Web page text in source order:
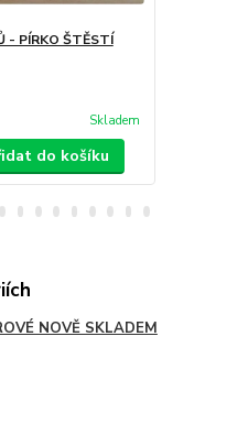
- PÍRKO ŠTĚSTÍ
Skladem
do košíku
NOVĚ SKLADEM